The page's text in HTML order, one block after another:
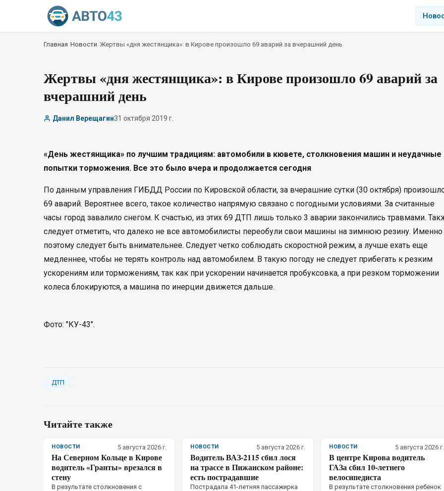
Главная Новости Жертвы «дня жестянщика»: в Кирове произошло 69 аварий за вчерашний день
Жертвы «дня жестянщика»: в Кирове произошло 69 аварий за
вчерашний день
Данил Верещагин31 октября 2019 г.
«День жестянщика» по лучшим традициям: автомобили в кювете, столкновения машин и неудачные
попытки торможения. Все это было вчера и продолжается сегодня
По данным управления ГИБДД России по Кировской области, за вчерашние сутки (30 октября)
69 аварий. Вероятнее всего, такое количество напрямую связано с погодными условиями. За считанные
часы город завалило снегом. К счастью, из этих 69 ДТП лишь только 3 аварии закончились травмами.
следует отметить, что далеко не все автомобилисты переобули свои машины на зимнюю резину. Именно
поэтому следует быть внимательнее. Следует четко соблюдать скоростной режим, а лучше ехать еще
медленнее, чтобы не терять контроль над автомобилем. В такую погоду не следует прибегать к резким
ускорениям или торможениям, так как при ускорении начинается пробуксовка, а при резком торможении
колеса блокируются, а машина по инерции движется дальше.
Фото: "КУ-43".
ДТП
Читайте также
НОВОСТИ 5 августа 2026 г.
На Северном Кольце в Кирове
водитель «Гранты» врезался в
стену
В результате столкновения с
НОВОСТИ 5 августа 2026 г.
Водитель ВАЗ-2115 сбил лося
на трассе в Пижанском районе:
есть пострадавшие
Пострадала 41-летняя пассажирка
НОВОСТИ 5 августа 2026 г.
В центре Кирова водитель
ГАЗа сбил 10-летнего
велосипедиста
В результате столкновения ребенок